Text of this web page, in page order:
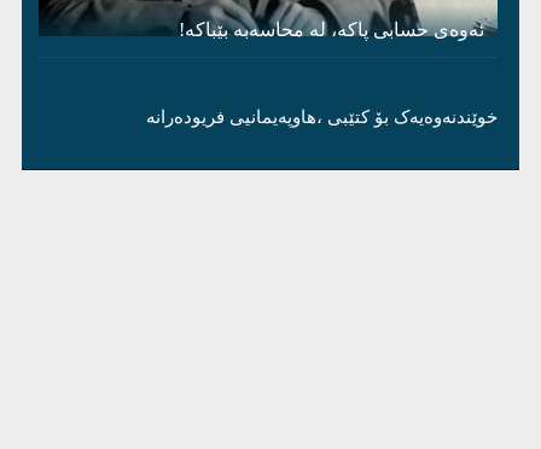
ئەوەی حسابی پاکە، لە محاسەبە بێباکە!
خوێندنەوەیەک بۆ کتێبی ،هاوپەیمانیی فریودەرانە